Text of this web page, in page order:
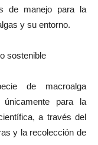
de manejo para la
y su entorno.
sostenible
de macroalga
únicamente para la
a través del
y la recolección de